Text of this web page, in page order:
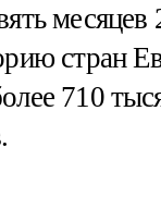
месяцев
стран
710